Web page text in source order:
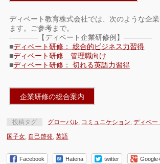
ディベート教育株式会社では、次のような企
ます。ご参考まで。
————【ディベート企業研修例】————
■ディベート研修： 総合的ビジネス力習得
■ディベート研修 管理職向け
■ディベート研修： 切れる英語力習得
企業研修の総合案内
投稿タグ グローバル, コミュニケション,ディベー
国子女, 自己啓発,英語
Facebook Hatena twitter